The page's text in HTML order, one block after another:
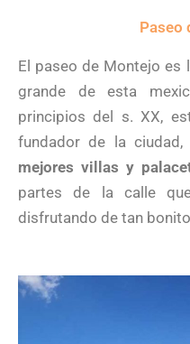
Paseo
El paseo de Montejo es
grande de esta
principios del s. XX,
fundador de la
mejores villas y
partes de la calle
disfrutando de tan